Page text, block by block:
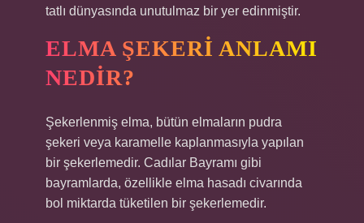
tatlı dünyasında unutulmaz bir yer edinmiştir.
ELMA ŞEKERI ANLAMI
NEDIR?
Şekerlenmiş elma, bütün elmaların pudra
şekeri veya karamelle kaplanmasıyla yapılan
bir şekerlemedir. Cadılar Bayramı gibi
bayramlarda, özellikle elma hasadı civarında
bol miktarda tüketilen bir şekerlemedir.